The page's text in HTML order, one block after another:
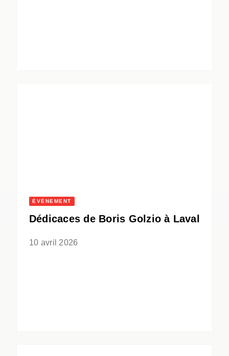
ÉVÈNEMENT
Dédicaces de Boris Golzio à Laval
10 avril 2026